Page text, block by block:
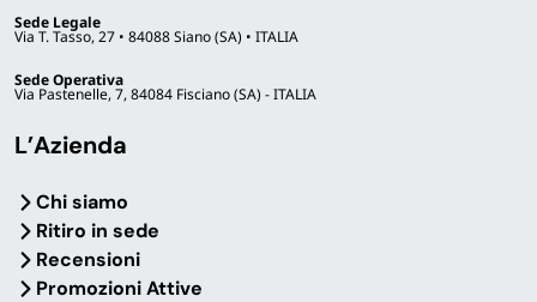
Sede Legale
Via T. Tasso, 27 • 84088 Siano (SA) • ITALIA
Sede Operativa
Via Pastenelle, 7, 84084 Fisciano (SA) - ITALIA
L’Azienda
Chi siamo
Ritiro in sede
Recensioni
Promozioni Attive